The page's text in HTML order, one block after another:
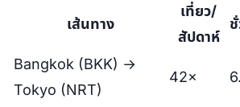
เส้นทาง
เที่ยว/
สัปดาห์
Bangkok (BKK) →
Tokyo (NRT)
42×